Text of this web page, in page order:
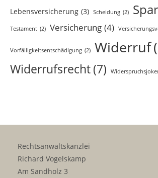
Lebensversicherung (3) Scheidung (2)
Testament (2) Versicherung (4)
Vorfälligkeitsentschädigung (2) Widerruf
Widerrufsrecht(7)
Rechtsanwaltskanzlei
Richard Vogelskamp
Am Sandholz 3